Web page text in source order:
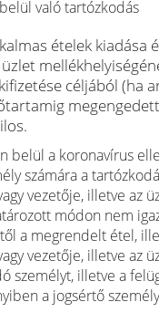
való tartózkodás
ételek kiadása
céljából (ha
belül a koronavírus
számára a
vezetője, illetve az
módon nem
a megrendelt étel,
vezetője, illetve az
személyt, illetve a
a jogsértő